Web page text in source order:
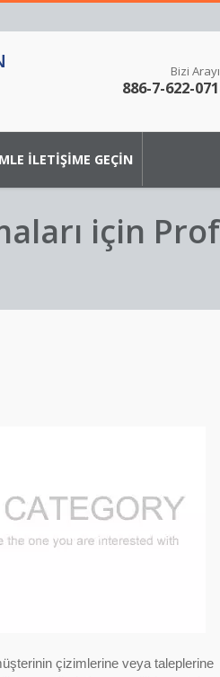
Bizi
886-7-622-
İLETIŞIME GEÇIN
için
çizimlerine veya taleplerine